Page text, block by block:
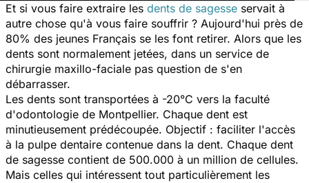
Et si vous faire extraire les dents de sagesse servait à
autre chose qu'à vous faire souffrir ? Aujourd'hui près de
80% des jeunes Français se les font retirer. Alors que les
dents sont normalement jetées, dans un service de
chirurgie maxillo-faciale pas question de s'en
débarrasser.
Les dents sont transportées à -20°C vers la faculté
d'odontologie de Montpellier. Chaque dent est
minutieusement prédécoupée. Objectif : faciliter l'accès
à la pulpe dentaire contenue dans la dent. Chaque dent
de sagesse contient de 500.000 à un million de cellules.
Mais celles qui intéressent tout particulièrement les